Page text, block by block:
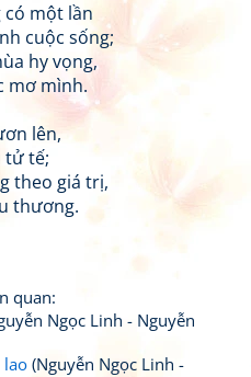
có một lần
cuộc sống;
hy vọng,
mơ mình.
lên,
tử tế;
theo giá trị,
thương.
quan:
Ngọc Linh - Nguyễn
lao (Nguyễn Ngọc Linh -